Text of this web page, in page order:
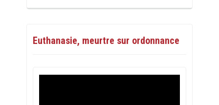
Euthanasie, meurtre sur ordonnance